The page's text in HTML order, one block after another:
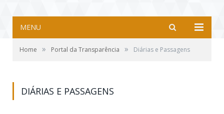
MENU
Home » Portal da Transparência » Diárias e Passagens
DIÁRIAS E PASSAGENS